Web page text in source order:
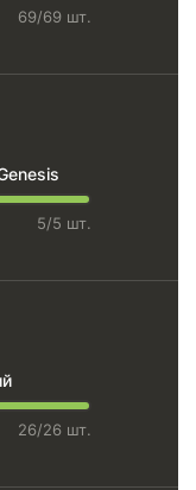
69/69 шт.
5/5 шт.
26/26 шт.